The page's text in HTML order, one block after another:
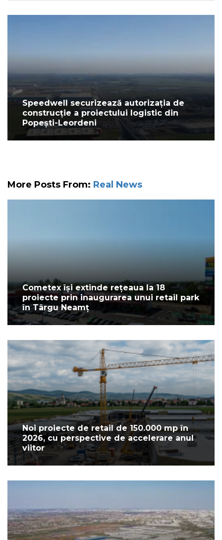
Speedwell securizează autorizația de
construcție a proiectului logistic din
Popești-Leordeni
More Posts From: Real News
Cometex își extinde rețeaua la 18
proiecte prin inaugurarea unui retail park
în Târgu Neamț
Noi proiecte de retail de 150.000 mp în
2026, cu perspective de accelerare anul
viitor